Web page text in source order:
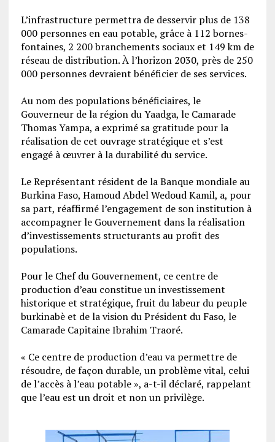
‎L’infrastructure permettra de desservir plus de 138
000 personnes en eau potable, grâce à 112 bornes-
fontaines, 2 200 branchements sociaux et 149 km de
réseau de distribution. À l’horizon 2030, près de 250
000 personnes devraient bénéficier de ses services.
‎Au nom des populations bénéficiaires, le
Gouverneur de la région du Yaadga, le Camarade
Thomas Yampa, a exprimé sa gratitude pour la
réalisation de cet ouvrage stratégique et s’est
engagé à œuvrer à la durabilité du service.
‎Le Représentant résident de la Banque mondiale au
Burkina Faso, Hamoud Abdel Wedoud Kamil, a, pour
sa part, réaffirmé l’engagement de son institution à
accompagner le Gouvernement dans la réalisation
d’investissements structurants au profit des
populations.
‎Pour le Chef du Gouvernement, ce centre de
production d’eau constitue un investissement
historique et stratégique, fruit du labeur du peuple
burkinabè et de la vision du Président du Faso, le
Camarade Capitaine Ibrahim Traoré.
‎« Ce centre de production d’eau va permettre de
résoudre, de façon durable, un problème vital, celui
de l’accès à l’eau potable », a-t-il déclaré, rappelant
que l’eau est un droit et non un privilège.